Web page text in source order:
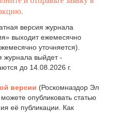
версия журнала
выходит ежемесячно
уточняется).
журнала выйдет -
до 14.08.2026 г.
версии (Роскомназдор Эл
опубликовать статью
её публикации. Как